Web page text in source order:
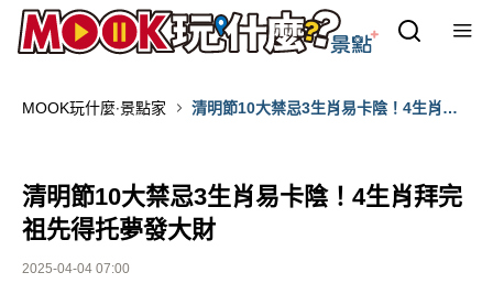
MOOK玩什麼‧景點家
清明節10大禁忌3生肖易卡陰！4生肖拜
清明節10大禁忌3生肖易卡陰！4生肖拜完
祖先得托夢發大財
2025-04-04 07:00